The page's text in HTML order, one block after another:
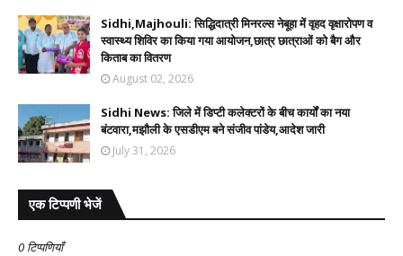
Sidhi,Majhouli: सिद्धिदात्री मिनरल्स नेबूहा में वृहद वृक्षारोपण व
स्वास्थ्य शिविर का किया गया आयोजन,छात्र छात्राओं को बैग और
किताब का वितरण
August 02, 2026
Sidhi News: जिले में डिप्टी कलेक्टरों के बीच कार्यों का नया
बंटवारा,मझौली के एसडीएम बने संजीव पांडेय,आदेश जारी
July 31, 2026
एक टिप्पणी भेजें
0 टिप्पणियाँ